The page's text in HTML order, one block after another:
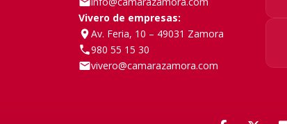
Vivero de empresas:
Av. Feria, 10 – 49031 Zamora
980 55 15 30
vivero@camarazamora.com